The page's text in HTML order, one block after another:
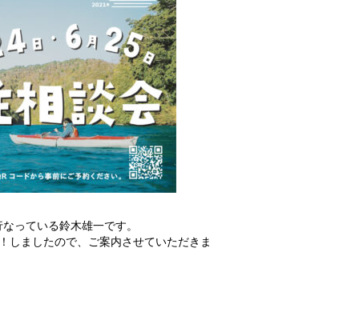
っている鈴木雄一です。
しましたので、ご案内させていただきま